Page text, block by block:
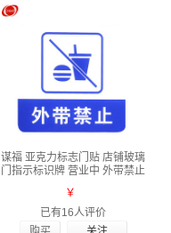
谋福 亚克力标志门贴 店铺玻璃
门指示标识牌 营业中 外带禁止
￥
已有16人评价